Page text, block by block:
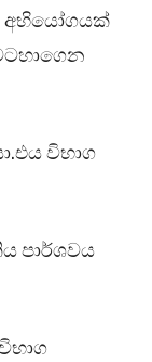
අභියෝගයක්
විභාග
පාර්ශවය